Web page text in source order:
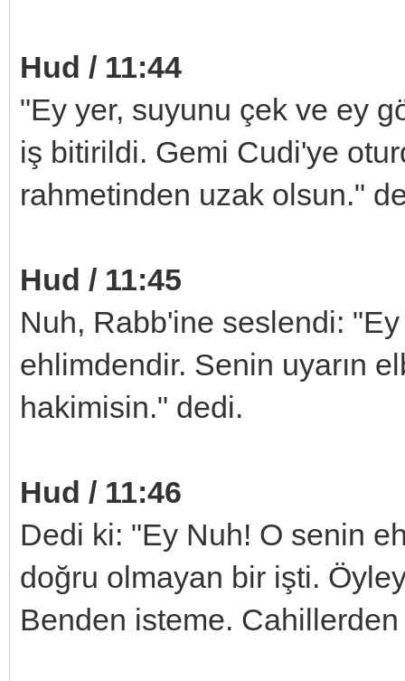
Hud / 11:44
"Ey yer, suyunu çek ve ey
iş bitirildi. Gemi Cudi'ye
rahmetinden uzak olsun."
Hud / 11:45
Nuh, Rabb'ine seslendi:
ehlimdendir. Senin uyarın
hakimisin." dedi.
Hud / 11:46
Dedi ki: "Ey Nuh! O senin
doğru olmayan bir işti.
Benden isteme. Cahillerden